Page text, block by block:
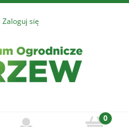
Zaloguj się